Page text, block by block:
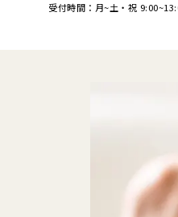
受付時間：月~土・祝